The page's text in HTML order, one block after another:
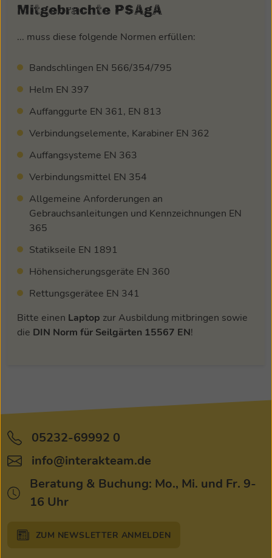
Mitgebrachte PSAgA
... muss diese folgende Normen erfüllen:
Bandschlingen EN 566/354/795
Helm EN 397
Auffanggurte EN 361, EN 813
Verbindungselemente, Karabiner EN 362
Auffangsysteme EN 363
Verbindungsmittel EN 354
Allgemeine Anforderungen an
Gebrauchsanleitungen und Kennzeichnungen EN
365
Statikseile EN 1891
Höhensicherungsgeräte EN 360
Rettungsgerätee EN 341
Bitte einen Laptop zur Ausbildung mitbringen sowie
die DIN Norm für Seilgärten 15567 EN!
Tel:
05232-69992 0
Mail:info@interakteam.de
Beratung & Buchung: Mo., Mi. und Fr. 9-
16 Uhr
ZUM NEWSLETTER ANMELDEN